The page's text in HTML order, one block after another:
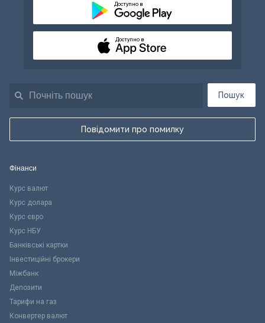
Пошук
Повідомити про помилку
Доступно в
Доступно в
Фінанси
Курс валют
Курс долара
Курс євро
Курс НБУ
Банківські картки
Інвестиційні брокери
Міжбанк
Депозити
Тарифи на газ
Конвертер валют